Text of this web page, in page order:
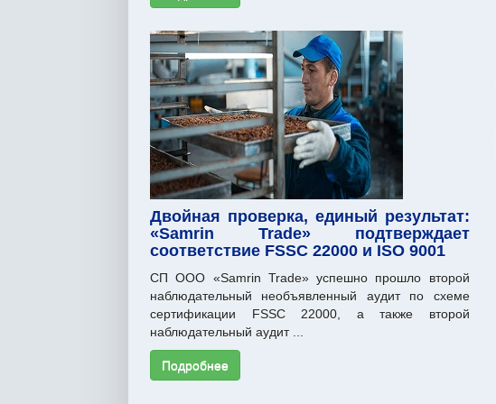
Двойная проверка, единый результат:
«Samrin Trade» подтверждает
соответствие FSSC 22000 и ISO 9001
СП ООО «Samrin Trade» успешно прошло второй
наблюдательный необъявленный аудит по схеме
сертификации FSSC 22000, а также второй
наблюдательный аудит ...
Подробнее